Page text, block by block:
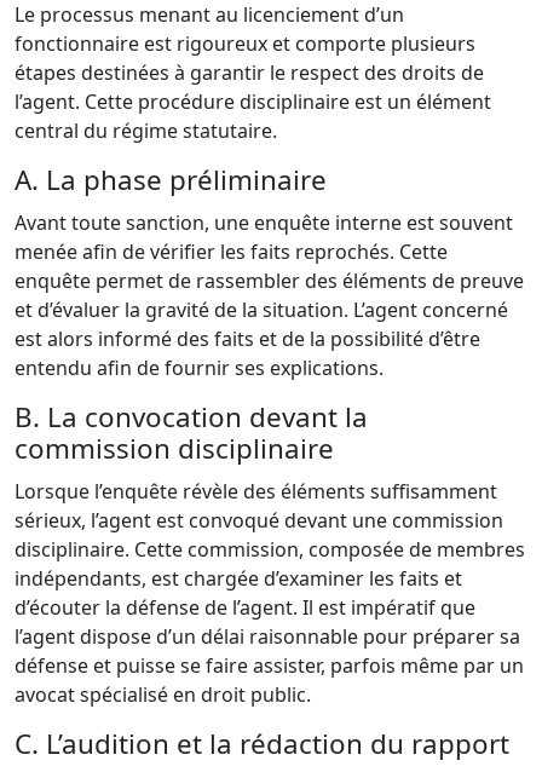
Le processus menant au licenciement d’un
fonctionnaire est rigoureux et comporte plusieurs
étapes destinées à garantir le respect des droits de
l’agent. Cette procédure disciplinaire est un élément
central du régime statutaire.
A. La phase préliminaire
Avant toute sanction, une enquête interne est souvent
menée afin de vérifier les faits reprochés. Cette
enquête permet de rassembler des éléments de preuve
et d’évaluer la gravité de la situation. L’agent concerné
est alors informé des faits et de la possibilité d’être
entendu afin de fournir ses explications.
B. La convocation devant la
commission disciplinaire
Lorsque l’enquête révèle des éléments suffisamment
sérieux, l’agent est convoqué devant une commission
disciplinaire. Cette commission, composée de membres
indépendants, est chargée d’examiner les faits et
d’écouter la défense de l’agent. Il est impératif que
l’agent dispose d’un délai raisonnable pour préparer sa
défense et puisse se faire assister, parfois même par un
avocat spécialisé en droit public.
C. L’audition et la rédaction du rapport